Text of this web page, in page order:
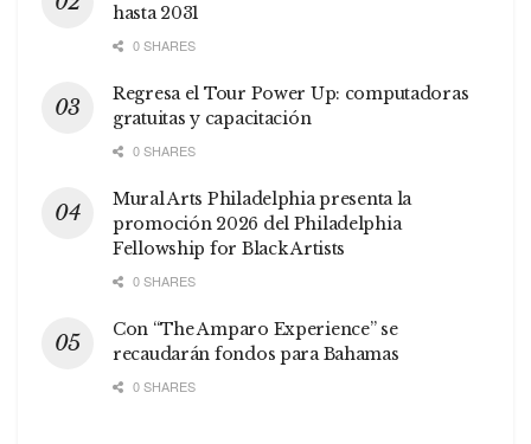
hasta 2031
0 SHARES
Regresa el Tour Power Up: computadoras
gratuitas y capacitación
0 SHARES
Mural Arts Philadelphia presenta la
promoción 2026 del Philadelphia
Fellowship for Black Artists
0 SHARES
Con “The Amparo Experience” se
recaudarán fondos para Bahamas
0 SHARES